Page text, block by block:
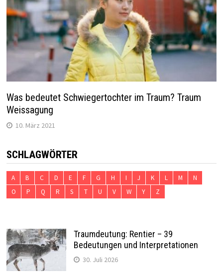
Was bedeutet Schwiegertochter im Traum? Traum
Weissagung
10. März 2021
SCHLAGWÖRTER
A B C D E F G H I J K L M
N
O
P Q R S T U V W Y Z
Traumdeutung: Rentier – 39
Bedeutungen und Interpretationen
30. Juli 2026